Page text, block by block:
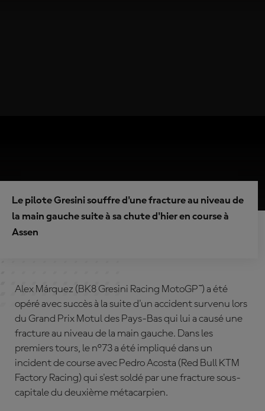
Le pilote Gresini souffre d'une fracture au niveau de
la main gauche suite à sa chute d'hier en course à
Assen
Alex Márquez (BK8 Gresini Racing MotoGP™) a été
opéré avec succès à la suite d'un accident survenu lors
du Grand Prix Motul des Pays-Bas qui lui a causé une
fracture au niveau de la main gauche. Dans les
premiers tours, le n°73 a été impliqué dans un
incident de course avec Pedro Acosta (Red Bull KTM
Factory Racing) qui s'est soldé par une fracture sous-
capitale du deuxième métacarpien.